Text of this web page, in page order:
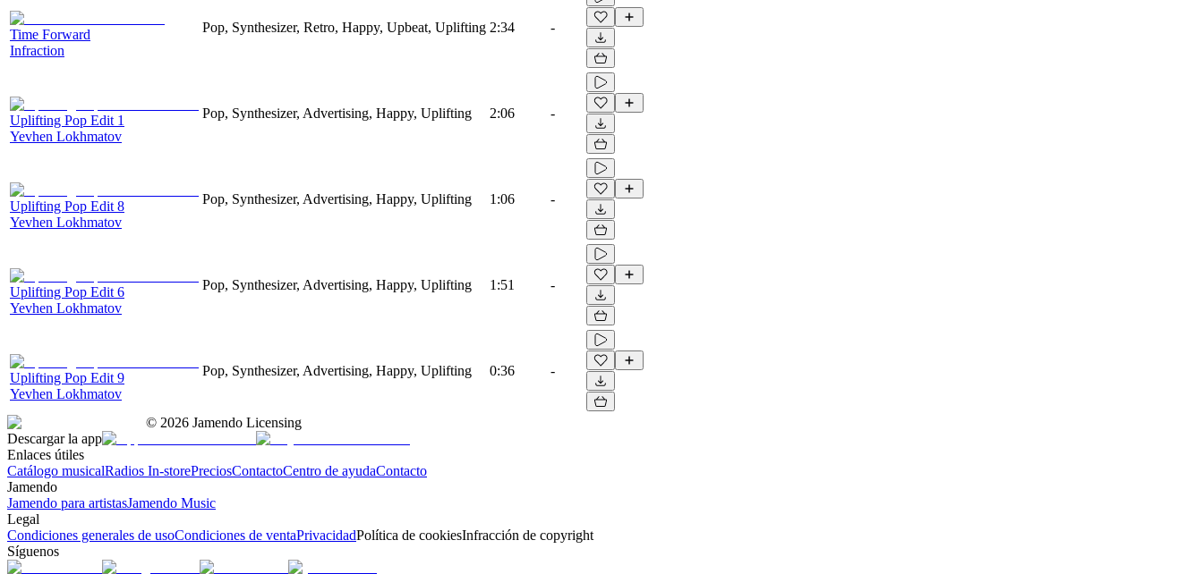
Time Forward
Infraction
Pop, Synthesizer, Retro, Happy, Upbeat, Uplifting 2:34 -
Uplifting Pop Edit 1
Yevhen Lokhmatov
Pop, Synthesizer, Advertising, Happy, Uplifting 2:06 -
Uplifting Pop Edit 8
Yevhen Lokhmatov
Pop, Synthesizer, Advertising, Happy, Uplifting 1:06 -
Uplifting Pop Edit 6
Yevhen Lokhmatov
Pop, Synthesizer, Advertising, Happy, Uplifting 1:51 -
Uplifting Pop Edit 9
Yevhen Lokhmatov
Pop, Synthesizer, Advertising, Happy, Uplifting 0:36 -
© 2026 Jamendo Licensing
Descargar la app
Enlaces útiles
Catálogo musicalRadios In-storePreciosContactoCentro de ayudaContacto
Jamendo
Jamendo para artistasJamendo Music
Legal
Condiciones generales de usoCondiciones de ventaPrivacidadPolítica de cookiesInfracción de copyright
Síguenos